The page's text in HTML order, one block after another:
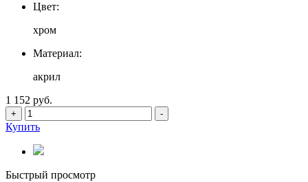
Цвет:
хром
Материал:
акрил
1 152 руб.
+ -
Купить
Быстрый просмотр